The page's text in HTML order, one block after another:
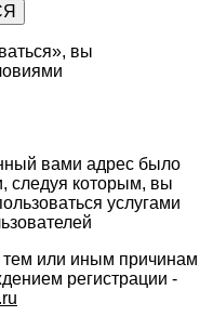
вы
вами адрес было
следуя которым, вы
услугами
тем или иным причинам
регистрации -